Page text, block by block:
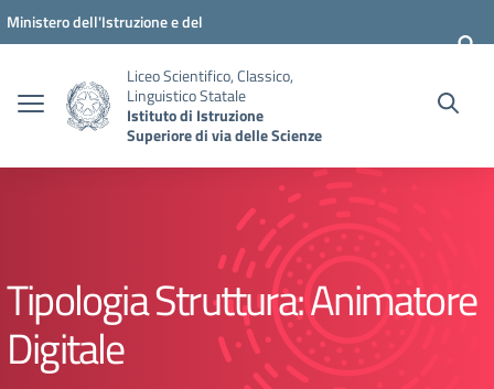
Vai ai contenuti
Vai al menu di navigazione
Vai al footer
Ministero dell'Istruzione e del
Liceo Scientifico, Classico,
Linguistico Statale
Istituto di Istruzione
Superiore di via delle Scienze
Tipologia Struttura:Animatore
Digitale